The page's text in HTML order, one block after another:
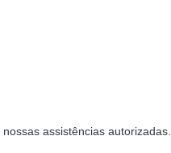
assistências autorizadas.